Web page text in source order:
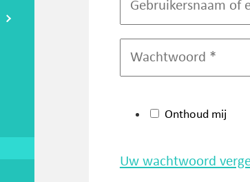
Onthoud mij
Uw wachtwoord